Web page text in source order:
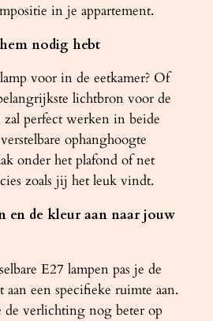
in je appartement.
nodig hebt
voor in de eetkamer? Of
lichtbron voor de
zal perfect werken in beide
ophanghoogte
onder het plafond of net
zoals jij het leuk vindt.
en de kleur aan naar jouw
E27 lampen pas je de
een specifieke ruimte aan.
de verlichting nog beter op